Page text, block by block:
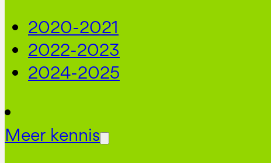
2020-2021
2022-2023
2024-2025
Meer kennis